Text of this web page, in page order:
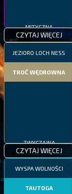
MITYCZNA
CZYTAJ WIĘCEJ
JEZIORO LOCH NESS
TROĆ WĘDROWNA
ZWYCZAJNA
CZYTAJ WIĘCEJ
WYSPA WOLNOŚCI
TAUTOGA